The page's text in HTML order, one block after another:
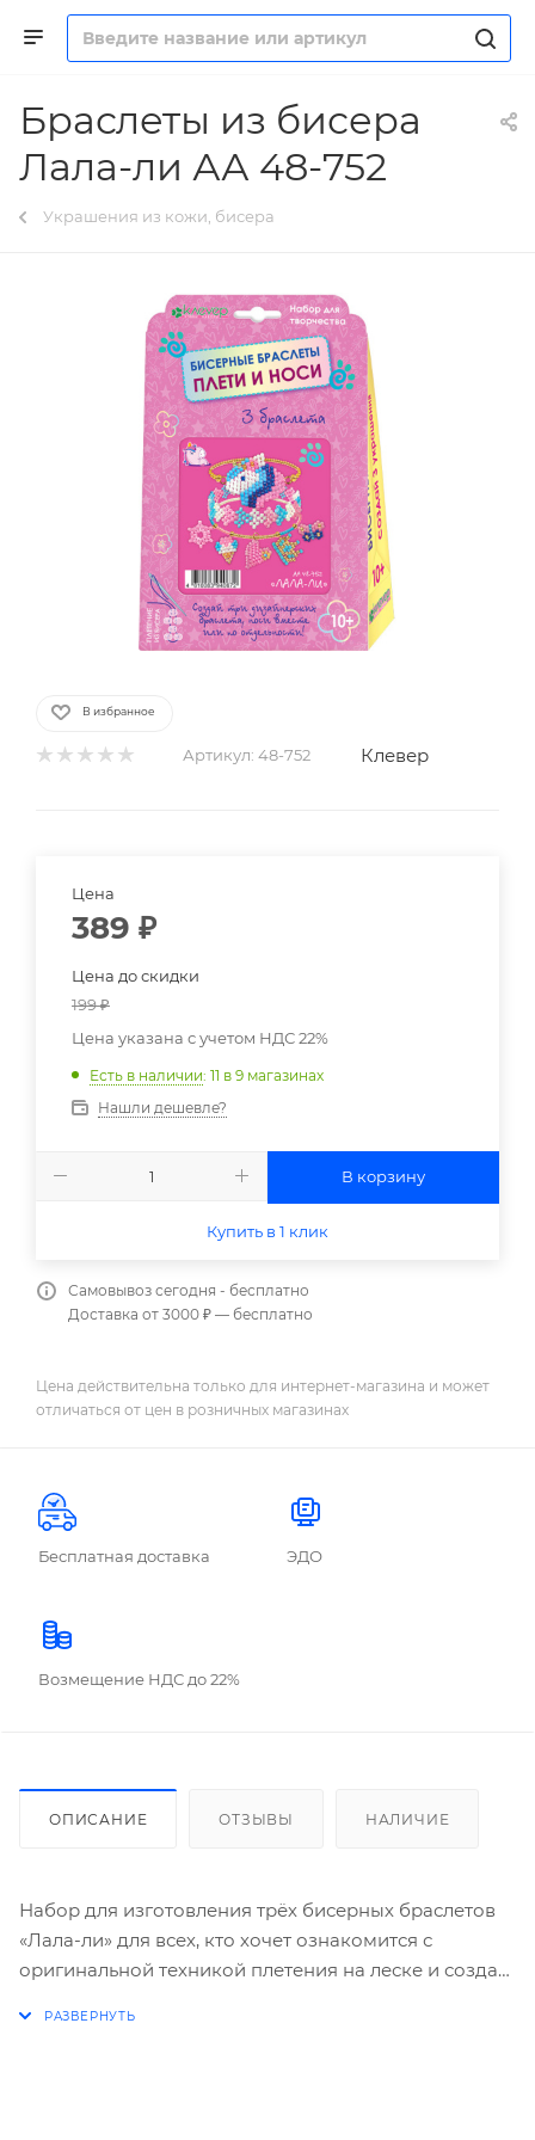
Браслеты из бисера
Лала-ли АА 48-752
Украшения из кожи, бисера
В избранное
Артикул: 48-752 Клевер
Цена
389 ₽
Цена до скидки
199₽
Цена указана с учетом НДС 22%
Есть в наличии: 11 в 9 магазинах
Нашли дешевле?
В корзину
Купить в 1 клик
Самовывоз сегодня - бесплатно
Доставка от 3000 ₽ — бесплатно
Цена действительна только для интернет-магазина и может
отличаться от цен в розничных магазинах
Бесплатная доставка ЭДО
Возмещение НДС до 22%
ОПИСАНИЕ ОТЗЫВЫ НАЛИЧИЕ
Набор для изготовления трёх бисерных браслетов
«Лала-ли» для всех, кто хочет ознакомится с
оригинальной техникой плетения на леске и создать